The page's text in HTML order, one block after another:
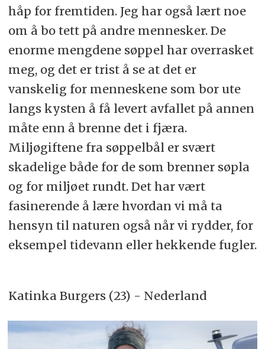
håp for fremtiden. Jeg har også lært noe
om å bo tett på andre mennesker. De
enorme mengdene søppel har overrasket
meg, og det er trist å se at det er
vanskelig for menneskene som bor ute
langs kysten å få levert avfallet på annen
måte enn å brenne det i fjæra.
Miljøgiftene fra søppelbål er svært
skadelige både for de som brenner søpla
og for miljøet rundt. Det har vært
fasinerende å lære hvordan vi må ta
hensyn til naturen også når vi rydder, for
eksempel tidevann eller hekkende fugler.
Katinka Burgers (23) - Nederland